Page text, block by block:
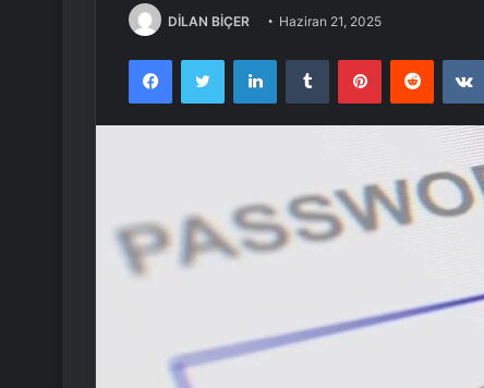
DİLAN BİÇER Haziran 21, 2025
FacebookTwitter LinkedInTumblr PinterestReddit